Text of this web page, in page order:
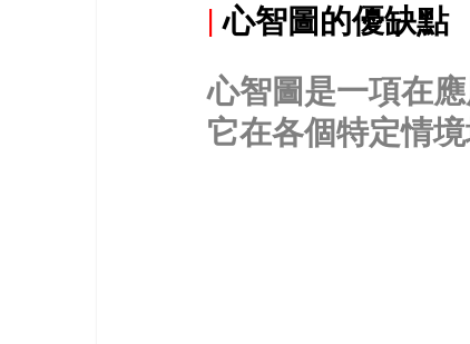
|心智圖的優缺點
心智圖是一項在
它在各個特定情